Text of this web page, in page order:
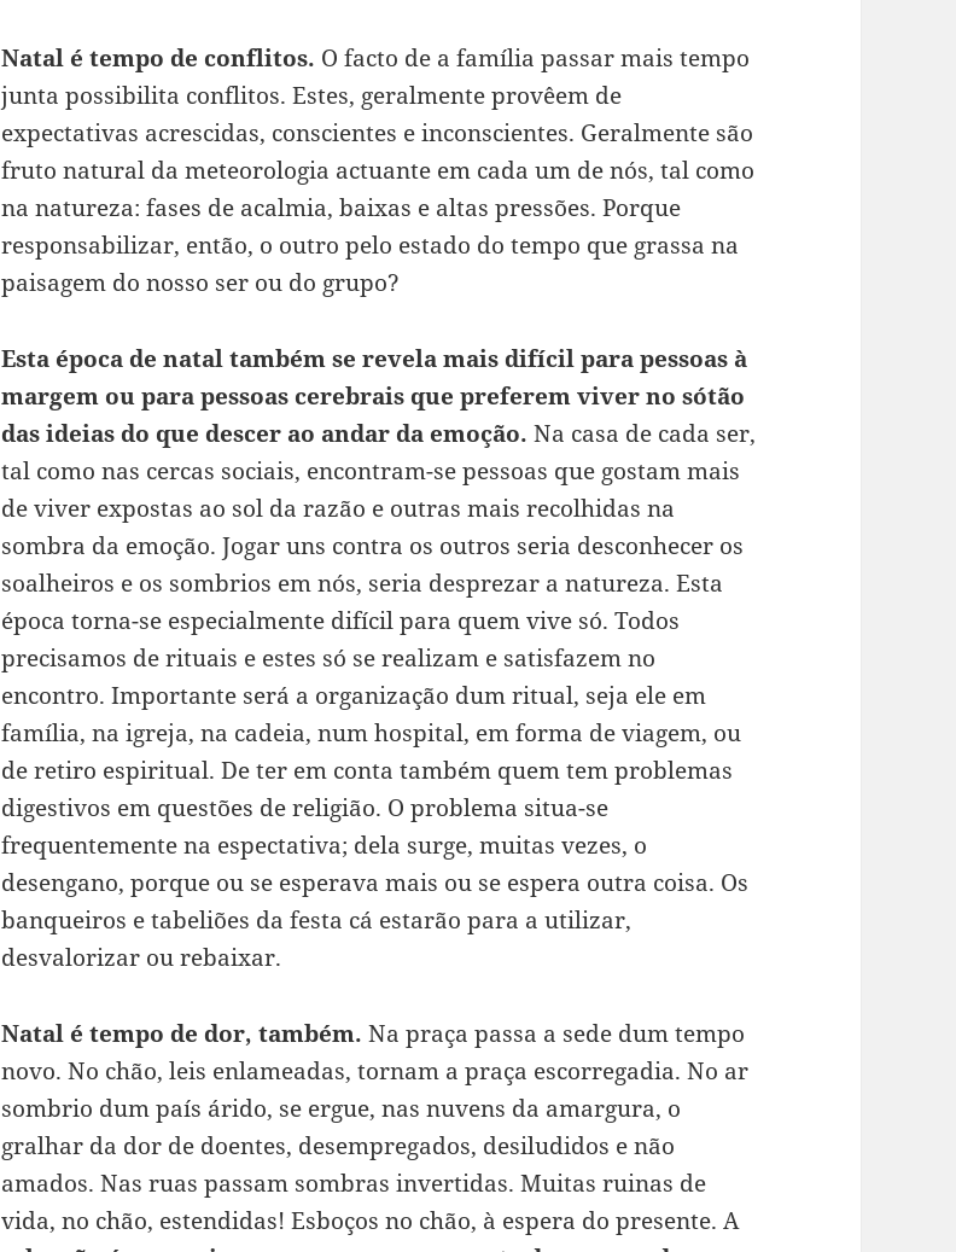
Natal é tempo de conflitos. O facto de a família passar mais tempo
junta possibilita conflitos. Estes, geralmente provêem de
expectativas acrescidas, conscientes e inconscientes. Geralmente são
fruto natural da meteorologia actuante em cada um de nós, tal como
na natureza: fases de acalmia, baixas e altas pressões. Porque
responsabilizar, então, o outro pelo estado do tempo que grassa na
paisagem do nosso ser ou do grupo?
Esta época de natal também se revela mais difícil para pessoas à
margem ou para pessoas cerebrais que preferem viver no sótão
das ideias do que descer ao andar da emoção. Na casa de cada ser,
tal como nas cercas sociais, encontram-se pessoas que gostam mais
de viver expostas ao sol da razão e outras mais recolhidas na
sombra da emoção. Jogar uns contra os outros seria desconhecer os
soalheiros e os sombrios em nós, seria desprezar a natureza. Esta
época torna-se especialmente difícil para quem vive só. Todos
precisamos de rituais e estes só se realizam e satisfazem no
encontro. Importante será a organização dum ritual, seja ele em
família, na igreja, na cadeia, num hospital, em forma de viagem, ou
de retiro espiritual. De ter em conta também quem tem problemas
digestivos em questões de religião. O problema situa-se
frequentemente na espectativa; dela surge, muitas vezes, o
desengano, porque ou se esperava mais ou se espera outra coisa. Os
banqueiros e tabeliões da festa cá estarão para a utilizar,
desvalorizar ou rebaixar.
Natal é tempo de dor, também.Na praça passa a sede dum tempo
novo. No chão, leis enlameadas, tornam a praça escorregadia. No ar
sombrio dum país árido, se ergue, nas nuvens da amargura, o
gralhar da dor de doentes, desempregados, desiludidos e não
amados. Nas ruas passam sombras invertidas. Muitas ruinas de
vida, no chão, estendidas! Esboços no chão, à espera do presente. A